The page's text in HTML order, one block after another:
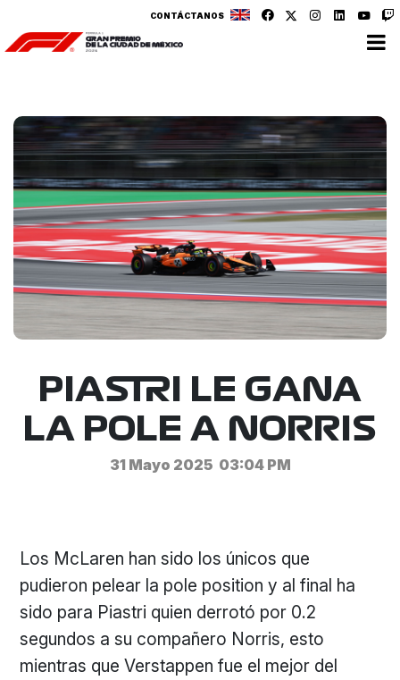
CONTÁCTANOS
PIASTRI LE GANA
LA POLE A NORRIS
31 Mayo 2025 03:04 PM
Los McLaren han sido los únicos que
pudieron pelear la pole position y al final ha
sido para Piastri quien derrotó por 0.2
segundos a su compañero Norris, esto
mientras que Verstappen fue el mejor del